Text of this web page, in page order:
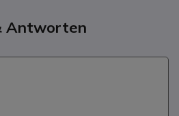
Antworten